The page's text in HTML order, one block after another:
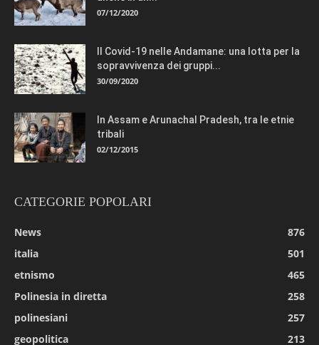
07/12/2020
Il Covid-19 nelle Andamane: una lotta per la
sopravvivenza dei gruppi...
30/09/2020
In Assam e Arunachal Pradesh, tra le etnie
tribali
02/12/2015
CATEGORIE POPOLARI
News
876
italia
501
etnismo
465
Polinesia in diretta
258
polinesiani
257
geopolitica
213